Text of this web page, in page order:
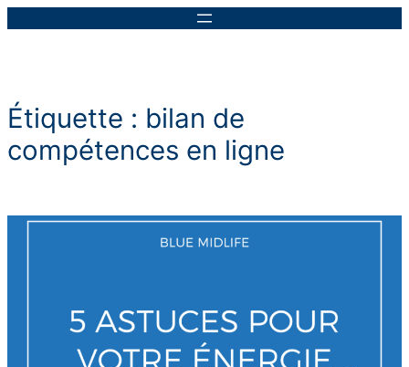
Étiquette : bilan de
compétences en ligne